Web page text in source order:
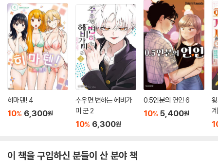
히마텐! 4
10% 6,300원
추우면 변하는 헤비가
미 군 2
10% 6,300원
0.5인분의 연인 6
10% 5,400원
이 책을 구입하신 분들이 산 분야 책